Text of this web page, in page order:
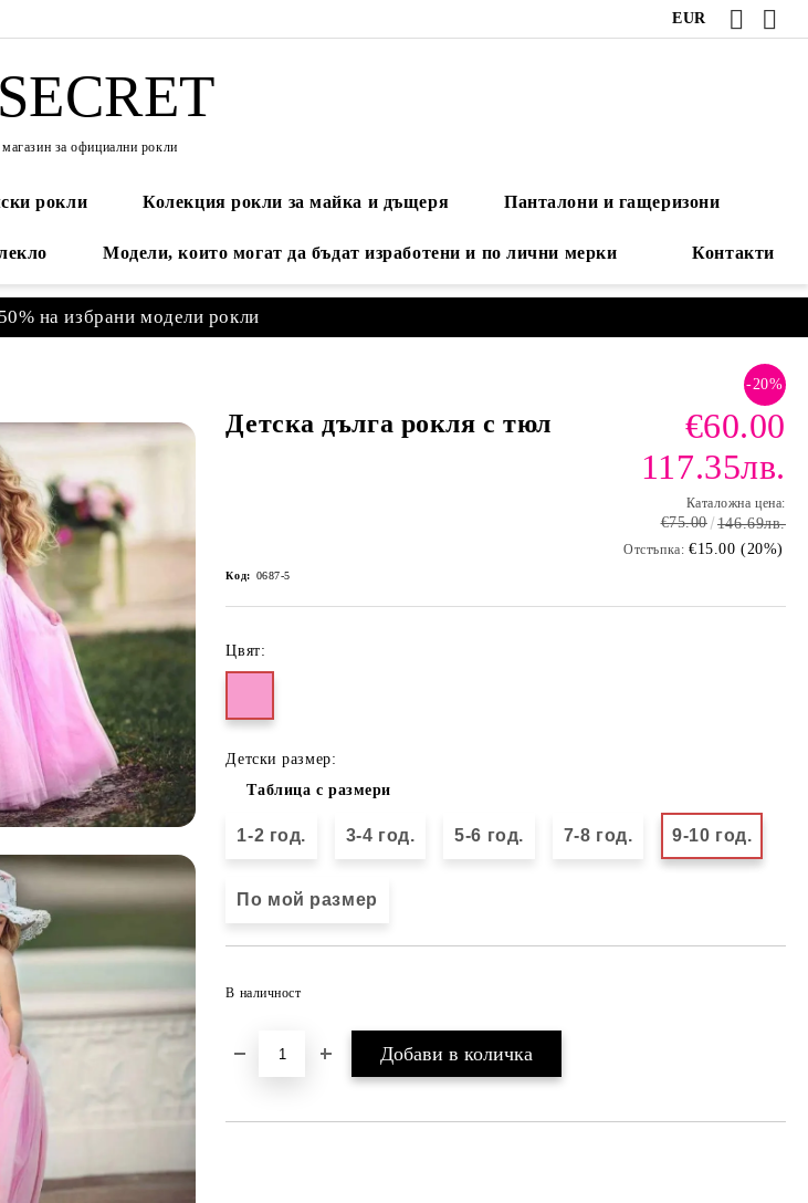
EUR
за официални рокли
рокли Колекция рокли за майка и дъщеря Панталони и гащеризони
Модели, които могат да бъдат изработени и по лични мерки Контакти
на избрани модели рокли
Детска дълга рокля с тюл
-20%
€60.00
117.35лв.
Каталожна цена:
€75.00 146.69лв.
Отстъпка: €15.00 (20%)
Код: 0687-5
Цвят:
Детски размер:
Таблица с размери
1-2 год. 3-4 год. 5-6 год. 7-8 год. 9-10 год.
По мой размер
В наличност